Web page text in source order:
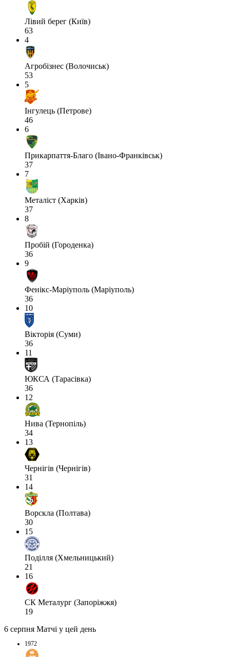
Лівий берег (Київ)
63
4
Агробізнес (Волочиськ)
53
5
Інгулець (Петрове)
46
6
Прикарпаття-Благо (Івано-Франківськ)
37
7
Металіст (Харків)
37
8
Пробій (Городенка)
36
9
Фенікс-Маріуполь (Маріуполь)
36
10
Вікторія (Суми)
36
11
ЮКСА (Тарасівка)
36
12
Нива (Тернопіль)
34
13
Чернігів (Чернігів)
31
14
Ворскла (Полтава)
30
15
Поділля (Хмельницький)
21
16
СК Металург (Запоріжжя)
19
6 серпня Матчі у цей день
1972